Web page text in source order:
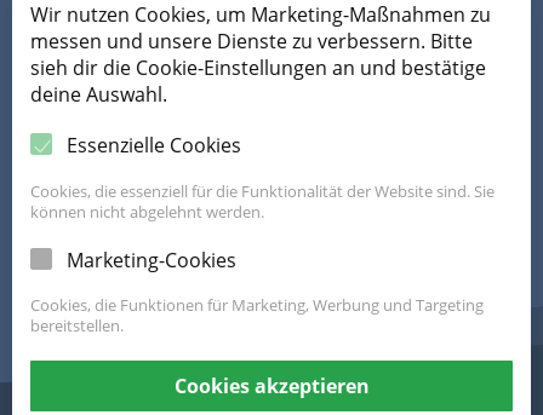
Mobil ans Ziel
Wir nutzen Cookies, um Marketing-Maßnahmen zu
messen und unsere Dienste zu verbessern. Bitte
sieh dir die Cookie-Einstellungen an und bestätige
deine Auswahl.
Essenzielle Cookies
Cookies, die essenziell für die Funktionalität der Website sind. Sie
können nicht abgelehnt werden.
Marketing-Cookies
Cookies, die Funktionen für Marketing, Werbung und Targeting
bereitstellen.
Cookies akzeptieren